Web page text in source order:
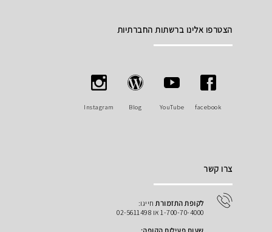
הצטרפו אלינו ברשתות החברתיות
YouTube
Blog
Instagram
לקופת התזמורתחייגו:
1-700-70-4000 או 02-5611498